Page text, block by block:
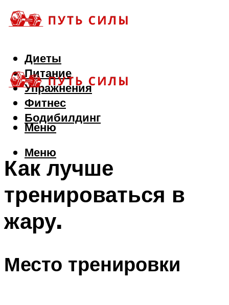
Диеты
Питание
Упражнения
Фитнес
Бодибилдинг
Меню
Меню
Как лучше
тренироваться в
жару.
Место тренировки